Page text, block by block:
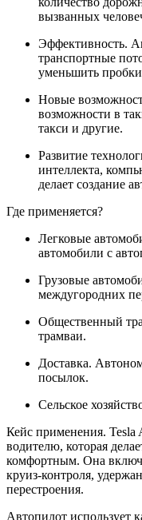
вызванных
Эффективность.
транспортные
уменьшить
Новые
возможности в
такси и другие.
Развитие
интеллекта,
делает создание
Где применяется?
Легковые
автомобили с
Грузовые
междугородних
Общественный
трамваи.
Доставка.
посылок.
Сельское
Кейс применения.
водителю, которая
комфортным. Она
круиз-контроля,
перестроения.
Автопилот использует